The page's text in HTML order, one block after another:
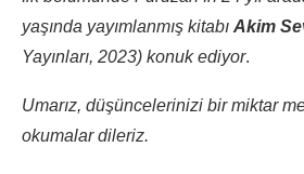
yaşında yayımlanmış kitabı Akim
Yayınları, 2023) konuk ediyor.
Umarız, düşüncelerinizi bir miktar
okumalar dileriz.